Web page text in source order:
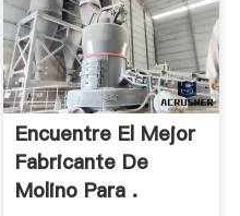
Encuentre El Mejor
Fabricante De
Molino Para .